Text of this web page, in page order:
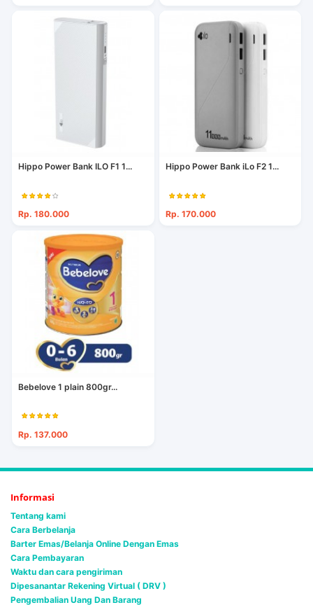
Hippo Power Bank ILO F1 1...
Rp. 180.000
Hippo Power Bank iLo F2 1...
Rp. 170.000
Bebelove 1 plain 800gr...
Rp. 137.000
Informasi
Tentang kami
Cara Berbelanja
Barter Emas/Belanja Online Dengan Emas
Cara Pembayaran
Waktu dan cara pengiriman
Dipesanantar Rekening Virtual ( DRV )
Pengembalian Uang Dan Barang